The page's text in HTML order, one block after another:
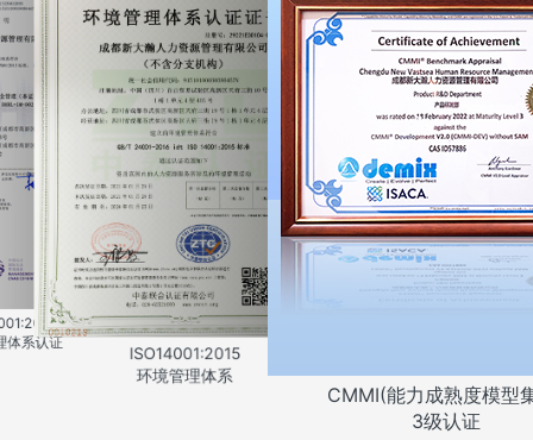
体系认证
ISO14001:2015
环境管理体系
CMMI(能力成熟度模型
3级认证